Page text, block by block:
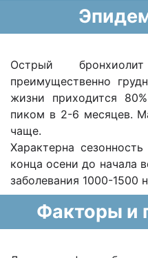
Острый
преимущественно
жизни приходится
пиком в 2-6 месяцев.
чаще.
Характерна
конца осени до начала
заболевания 1000-1500
Факторы и